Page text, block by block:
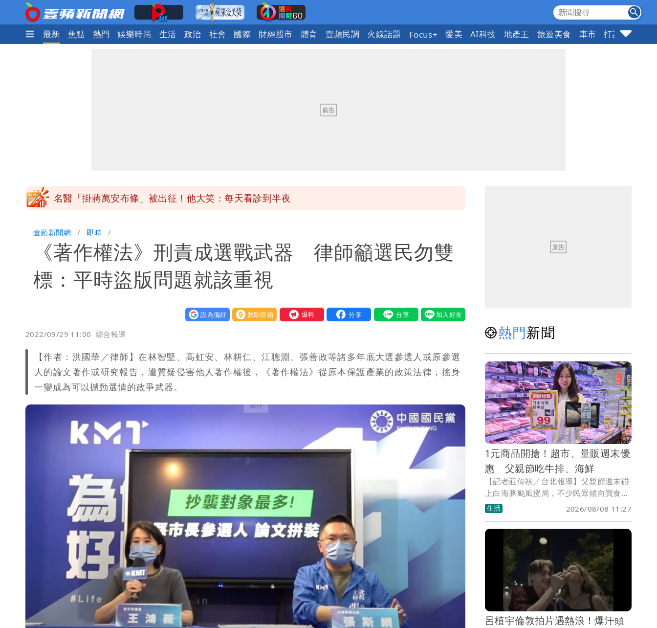
最新 焦點 熱門 娛樂時尚 生活 政治 社會 國際 財經股市 體育 壹蘋民調 火線話題 Focus+ 愛美 AI科技 地產王 旅遊美食 車市 打詐 指標企
名醫「掛蔣萬安布條」被出征！他大笑：每天看診到半夜
白海豚大亂！航空66架次取消、船班39航次停航
姜厚任不信嫩女友「辣手摧花」 創演藝工會最遺憾1事
特斯拉衝夜市…猛撞12車！民眾嚇「賓士救好幾條人命」
白海豚「大轉彎」機率非常小！明強度有變化
楊千霈一打二帶女兒出國 崩潰哭得極狼狽
壹蘋新聞網 即時
《著作權法》刑責成選戰武器 律師籲選民勿雙
標：平時盜版問題就該重視
設為偏好 贊助壹蘋 我要爆料
2022/09/29 11:00 綜合報導
【作者：洪國華／律師】在林智堅、高虹安、林耕仁、江聰淵、張善政等諸多年底大選參選人或原參選
人的論文著作或研究報告，遭質疑侵害他人著作權後，《著作權法》從原本保護產業的政策法律，搖身
一變成為可以撼動選情的政爭武器。
熱門新聞
1元商品開搶！超市、量販週末優
惠 父親節吃牛排、海鮮
【記者莊偉祺／台北報導】父親節週末碰
上白海豚颱風攪局，不少民眾傾向買食材
在料理聚餐，超市、量販順勢推出生鮮優
惠，包含可提早享受中秋烤肉的牛排、海
鮮，還有1元、10元商品各限量2萬份開
生活 2026/08/08 11:27
呂植宇倫敦拍片遇熱浪！爆汗頭